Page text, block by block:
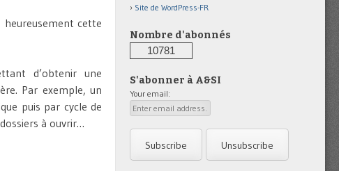
heureusement cette
d’obtenir une
Par exemple, un
puis par cycle de
à ouvrir…
Site de WordPress-FR
Nombre d'abonnés
10781
S'abonner à A&SI
Your email: